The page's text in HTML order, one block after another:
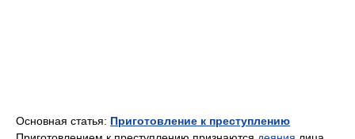
Основная статья: Приготовление к преступлению